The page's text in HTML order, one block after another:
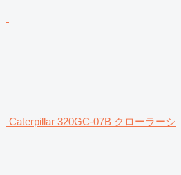
Caterpillar 320GC-07B クローラーシ